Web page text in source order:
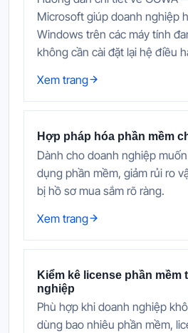
Microsoft giúp doanh nghiệp
Windows trên các máy tính
không cần cài đặt lại hệ điều
Xem trang
Hợp pháp hóa phần mềm
Dành cho doanh nghiệp
dụng phần mềm, giảm rủi ro
bị hồ sơ mua sắm rõ ràng.
Xem trang
Kiểm kê license phần mềm
nghiệp
Phù hợp khi doanh nghiệp
dùng bao nhiêu phần mềm,